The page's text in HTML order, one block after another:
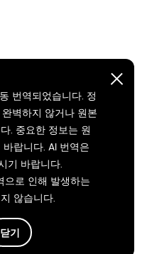
번역되었습니다. 정
벽하지 않거나 원본
. 중요한 정보는 원
랍니다. AI 번역은
기 바랍니다.
으로 인해 발생하는
않습니다.
닫기